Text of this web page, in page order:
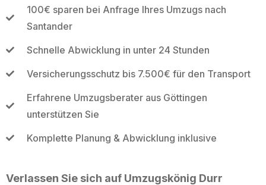
100€ sparen bei Anfrage Ihres Umzugs nach
Santander
Schnelle Abwicklung in unter 24 Stunden
Versicherungsschutz bis 7.500€ für den Transport
Erfahrene Umzugsberater aus Göttingen
unterstützen Sie
Komplette Planung & Abwicklung inklusive
Verlassen Sie sich auf Umzugskönig Durr